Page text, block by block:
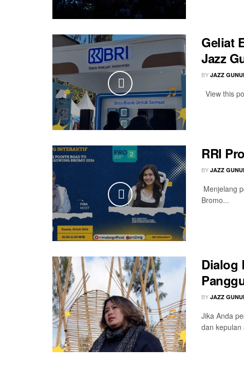
Geliat
Jazz
BY JAZZ
View this
RRI
BY JAZZ
Menjelang
Bromo...
Dialog
BY JAZZ
Jika Anda
dan kepulan